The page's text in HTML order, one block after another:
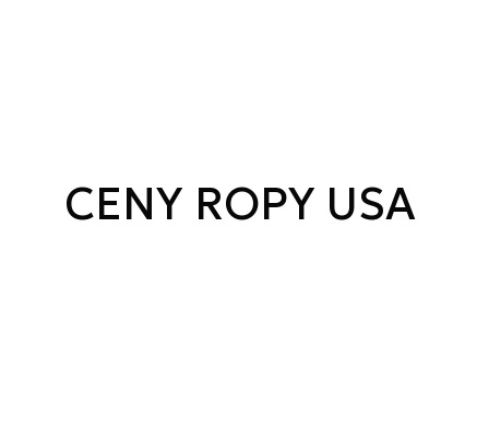
CENY ROPY USA